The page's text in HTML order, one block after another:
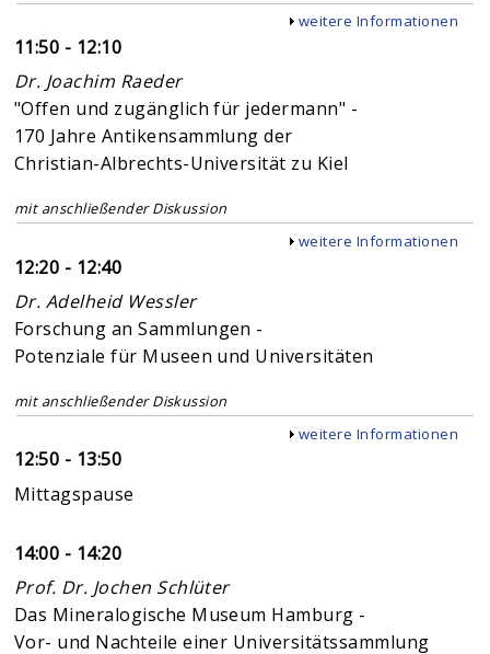
Anzeigen
weitere Informationen
11:50 - 12:10
Dr. Joachim Raeder
"Offen und zugänglich für jedermann" -
170 Jahre Antikensammlung der
Christian-Albrechts-Universität zu Kiel
mit anschließender Diskussion
Anzeigen
weitere Informationen
12:20 - 12:40
Dr. Adelheid Wessler
Forschung an Sammlungen -
Potenziale für Museen und Universitäten
mit anschließender Diskussion
Anzeigen
weitere Informationen
12:50 - 13:50
Mittagspause
14:00 - 14:20
Prof. Dr. Jochen Schlüter
Das Mineralogische Museum Hamburg -
Vor- und Nachteile einer Universitätssammlung